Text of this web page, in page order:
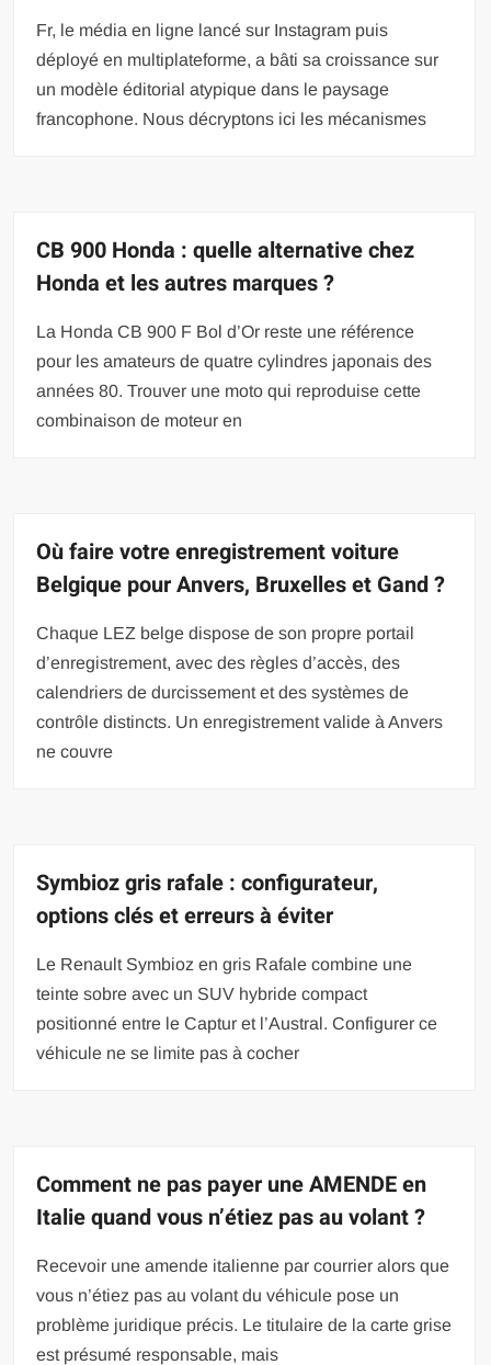
Fr, le média en ligne lancé sur Instagram puis
déployé en multiplateforme, a bâti sa croissance sur
un modèle éditorial atypique dans le paysage
francophone. Nous décryptons ici les mécanismes
CB 900 Honda : quelle alternative chez
Honda et les autres marques ?
La Honda CB 900 F Bol d’Or reste une référence
pour les amateurs de quatre cylindres japonais des
années 80. Trouver une moto qui reproduise cette
combinaison de moteur en
Où faire votre enregistrement voiture
Belgique pour Anvers, Bruxelles et Gand ?
Chaque LEZ belge dispose de son propre portail
d’enregistrement, avec des règles d’accès, des
calendriers de durcissement et des systèmes de
contrôle distincts. Un enregistrement valide à Anvers
ne couvre
Symbioz gris rafale : configurateur,
options clés et erreurs à éviter
Le Renault Symbioz en gris Rafale combine une
teinte sobre avec un SUV hybride compact
positionné entre le Captur et l’Austral. Configurer ce
véhicule ne se limite pas à cocher
Comment ne pas payer une AMENDE en
Italie quand vous n’étiez pas au volant ?
Recevoir une amende italienne par courrier alors que
vous n’étiez pas au volant du véhicule pose un
problème juridique précis. Le titulaire de la carte grise
est présumé responsable, mais